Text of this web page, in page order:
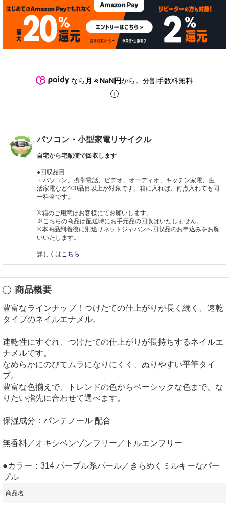
なら 月々NaN円から。分割手数料無料
パソコン・小型家電リサイクル
自宅から宅配便で回収します
●回収品目
・パソコン、携帯電話、ビデオ、オーディオ、キッチン家電、生
活家電など400品目以上が対象です。箱に入れば、何点入れても同
一料金です。
※箱のご用意はお客様にてお願いします。
※こちらの商品は配送時にお手元品の回収はいたしません。
※本商品到着後に別途リネットジャパンへ回収品のお申込みをお願
いいたします。
詳しくはこちら
商品概要
豊富なラインナップ！つけたての仕上がりが長く続く、速乾
タイプのネイルエナメル。
速乾性にすぐれ、つけたての仕上がりが長持ちするネイルエ
ナメルです。
なめらかにのびてムラになりにくく、ぬりやすい平筆タイ
プ。
豊富な色揃えで、トレンドの色からベーシックな色まで、な
りたい指先に合わせて選べます。
保湿成分：パンテノール 配合
無香料／オキシベンゾンフリー／トルエンフリー
●カラー：314 パープル系パール／きらめくミルキーなパー
プル
商品名